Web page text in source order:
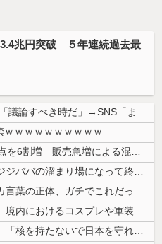
兆円突破 ５年連続過去最
【外国人問題】 小野田紀美大臣「議論すべき時だ」→SNS「まだ議論もし...
ｗｗｗｗｗｗｗｗｗｗ
テスラ、26年中に日本の納車拠点を6割増 販売急増による混乱収拾へ
【画像】カードゲーム屋さん、ジジババの溜まり場になって終わるwwwww...
【悲報】メディアが使う主語デカ言葉の正体、ガチでこれだったｗｗｗｗ
「神聖なる場所です」靖国神社、境内におけるコスプレや軍装の禁止を発表
反核団体の代表を務める爺さん、「核を持たないで日本を守れますか」と中学...